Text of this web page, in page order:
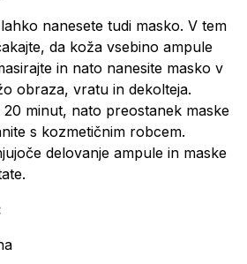
nanesete tudi masko. V tem
da koža vsebino ampule
in nato nanesite masko v
obraza, vratu in dekolteja.
20 minut, nato preostanek maske
s kozmetičnim robcem.
delovanje ampule in maske